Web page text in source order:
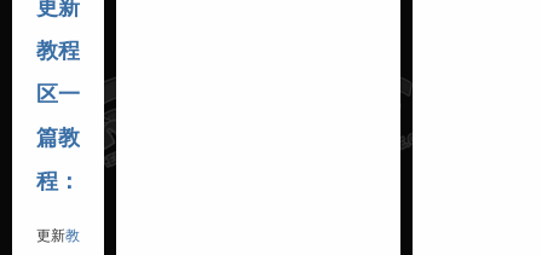
更新
教程
区一
篇教
程：
更新教